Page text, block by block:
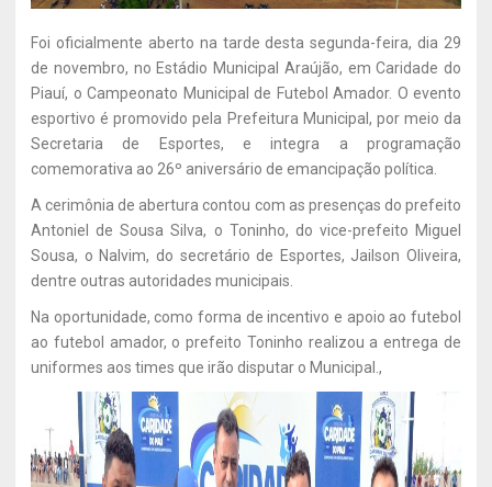
Foi oficialmente aberto na tarde desta segunda-feira, dia 29
de novembro, no Estádio Municipal Araújão, em Caridade do
Piauí, o Campeonato Municipal de Futebol Amador. O evento
esportivo é promovido pela Prefeitura Municipal, por meio da
Secretaria de Esportes, e integra a programação
comemorativa ao 26º aniversário de emancipação política.
A cerimônia de abertura contou com as presenças do prefeito
Antoniel de Sousa Silva, o Toninho, do vice-prefeito Miguel
Sousa, o Nalvim, do secretário de Esportes, Jailson Oliveira,
dentre outras autoridades municipais.
Na oportunidade, como forma de incentivo e apoio ao futebol
ao futebol amador, o prefeito Toninho realizou a entrega de
uniformes aos times que irão disputar o Municipal.,